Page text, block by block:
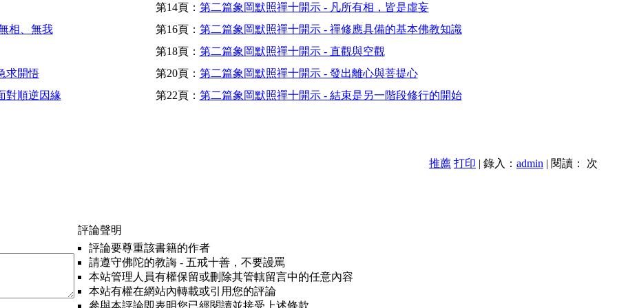
第14頁： 第二篇象岡默照禪十開示 - 凡所有相，皆是虛妄
相、無我
第16頁： 第二篇象岡默照禪十開示 - 禪修應具備的基本佛教知識
第18頁： 第二篇象岡默照禪十開示 - 直觀與空觀
求開悟
第20頁： 第二篇象岡默照禪十開示 - 發出離心與菩提心
對順逆因緣
第22頁： 第二篇象岡默照禪十開示 - 結束是另一階段修行的開始
推薦 打印 | 錄入： admin | 閱讀： 次
評論聲明
評論要尊重該書籍的作者
請遵守佛陀的教誨 - 五戒十善，不要謾罵
本站管理人員有權保留或刪除其管轄留言中的任意內容
本站有權在網站內轉載或引用您的評論
參與本評論即表明您已經閱讀並接受上述條款